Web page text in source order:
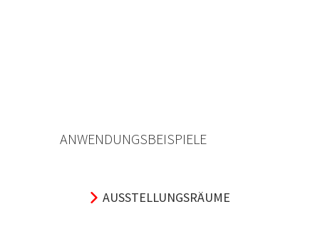
ANWENDUNGSBEISPIELE
AUSSTELLUNGSRÄUME